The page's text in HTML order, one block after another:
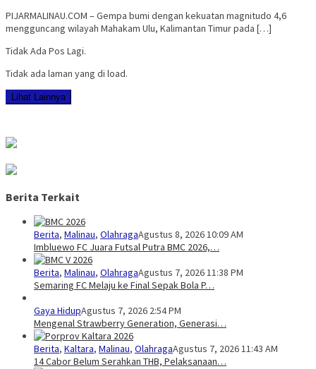
PIJARMALINAU.COM – Gempa bumi dengan kekuatan magnitudo 4,6
mengguncang wilayah Mahakam Ulu, Kalimantan Timur pada […]
Tidak Ada Pos Lagi.
Tidak ada laman yang di load.
Lihat Lainnya
Berita Terkait
Berita, Malinau, OlahragaAgustus 8, 2026 10:09 AM
Imbluewo FC Juara Futsal Putra BMC 2026,…
Berita, Malinau, OlahragaAgustus 7, 2026 11:38 PM
Semaring FC Melaju ke Final Sepak Bola P…
Gaya HidupAgustus 7, 2026 2:54 PM
Mengenal Strawberry Generation, Generasi…
Berita, Kaltara, Malinau, OlahragaAgustus 7, 2026 11:43 AM
14 Cabor Belum Serahkan THB, Pelaksanaan…